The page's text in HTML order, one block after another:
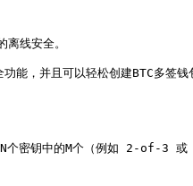
线安全。
，并且可以轻松创建BTC多签
N个密钥中的M个（例如 2-of-3